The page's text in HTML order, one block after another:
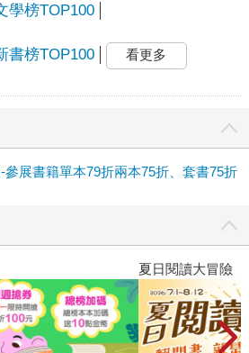
學榜TOP100
書榜TOP100 看更多
參展書籍單本79折兩本75折、套書75折